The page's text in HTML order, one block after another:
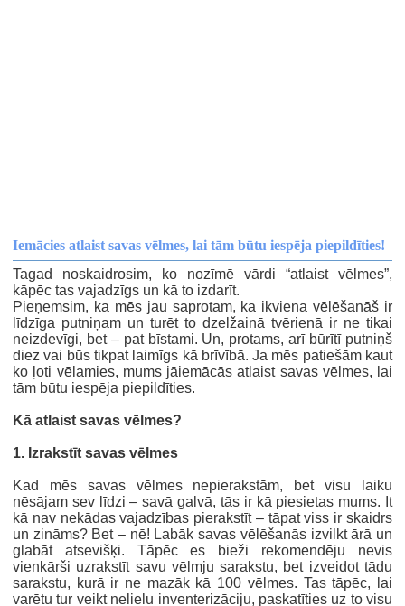
Iemācies atlaist savas vēlmes, lai tām būtu iespēja piepildīties!
Tagad noskaidrosim, ko nozīmē vārdi “atlaist vēlmes”,
kāpēc tas vajadzīgs un kā to izdarīt.
Pieņemsim, ka mēs jau saprotam, ka ikviena vēlēšanāš ir
līdzīga putniņam un turēt to dzelžainā tvērienā ir ne tikai
neizdevīgi, bet – pat bīstami. Un, protams, arī būrītī putniņš
diez vai būs tikpat laimīgs kā brīvībā. Ja mēs patiešām kaut
ko ļoti vēlamies, mums jāiemācās atlaist savas vēlmes, lai
tām būtu iespēja piepildīties.
Kā atlaist savas vēlmes?
1. Izrakstīt savas vēlmes
Kad mēs savas vēlmes nepierakstām, bet visu laiku
nēsājam sev līdzi – savā galvā, tās ir kā piesietas mums. It
kā nav nekādas vajadzības pierakstīt – tāpat viss ir skaidrs
un zināms? Bet – nē! Labāk savas vēlēšanās izvilkt ārā un
glabāt atsevišķi. Tāpēc es bieži rekomendēju nevis
vienkārši uzrakstīt savu vēlmju sarakstu, bet izveidot tādu
sarakstu, kurā ir ne mazāk kā 100 vēlmes. Tas tāpēc, lai
varētu tur veikt nelielu inventerizāciju, paskatīties uz to visu